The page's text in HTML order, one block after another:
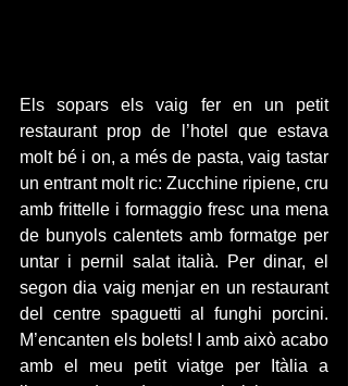
Els sopars els vaig fer en un petit
restaurant prop de l’hotel que estava
molt bé i on, a més de pasta, vaig tastar
un entrant molt ric: Zucchine ripiene, cru
amb frittelle i formaggio fresc una mena
de bunyols calentets amb formatge per
untar i pernil salat italià. Per dinar, el
segon dia vaig menjar en un restaurant
del centre spaguetti al funghi porcini.
M’encanten els bolets! I amb això acabo
amb el meu petit viatge per Itàlia a